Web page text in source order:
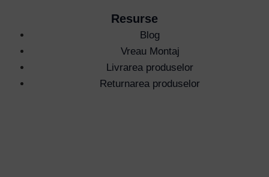
Resurse
Blog
Vreau Montaj
Livrarea produselor
Returnarea produselor